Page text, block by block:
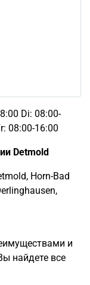
Di: 08:00-
08:00-16:00
Detmold
Horn-Bad
и
найдете все